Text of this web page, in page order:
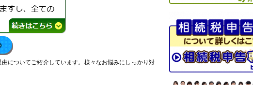
についてご紹介しています。様々なお悩みにしっかり対